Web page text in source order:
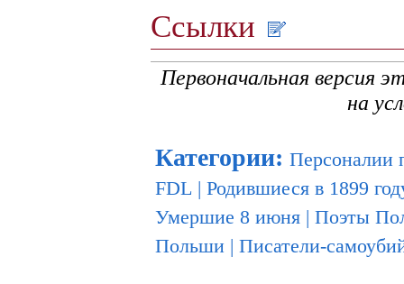
Ссылки
Первоначальная версия
на
Категории: Персоналии
FDL | Родившиеся в 1899
Умершие 8 июня | Поэты
Польши | Писатели-